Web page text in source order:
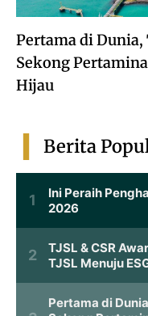
Pertama di
Sekong
Hijau
Berita